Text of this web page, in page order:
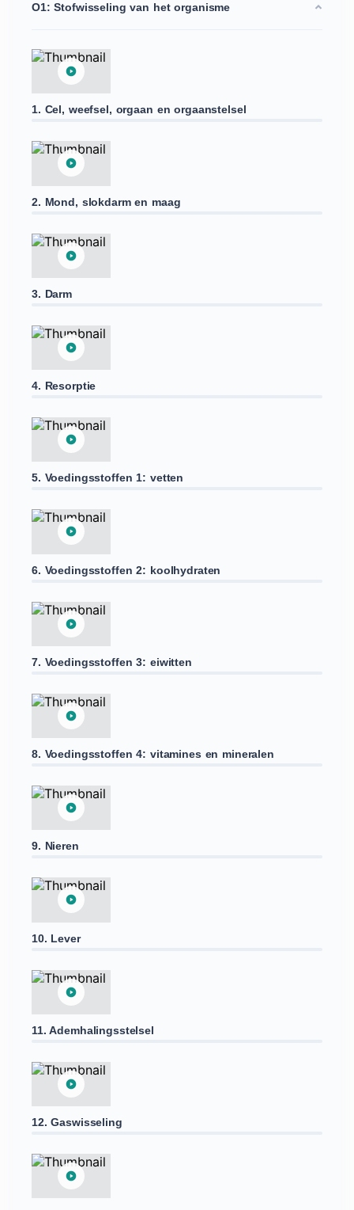
O1: Stofwisseling van het organisme
1. Cel, weefsel, orgaan en orgaanstelsel
2. Mond, slokdarm en maag
3. Darm
4. Resorptie
5. Voedingsstoffen 1: vetten
6. Voedingsstoffen 2: koolhydraten
7. Voedingsstoffen 3: eiwitten
8. Voedingsstoffen 4: vitamines en mineralen
9. Nieren
10. Lever
11. Ademhalingsstelsel
12. Gaswisseling